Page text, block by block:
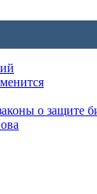
о защите